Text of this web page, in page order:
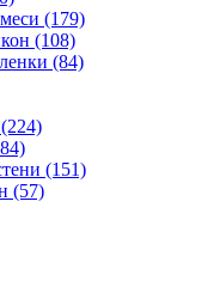
(179)
(108)
(84)
(224)
(151)
(57)